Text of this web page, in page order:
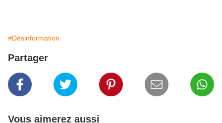
#Désinformation
Partager
Vous aimerez aussi